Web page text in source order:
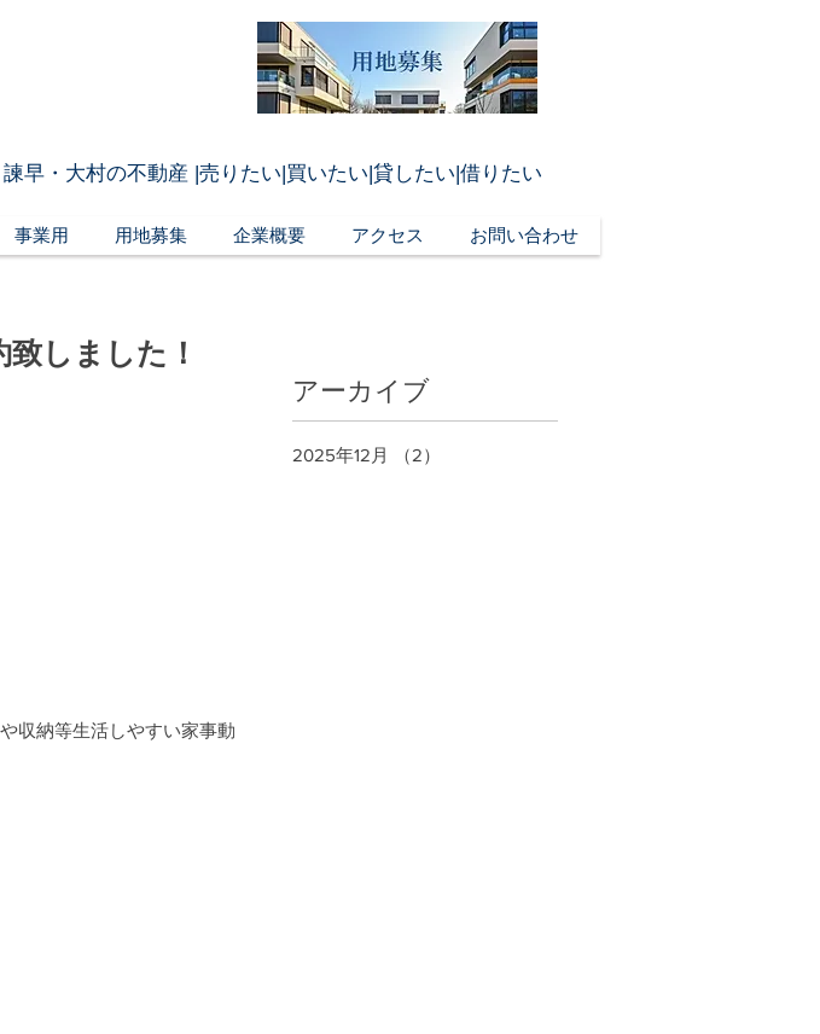
早・大村の不動産 |売りたい|買いたい|貸したい|借りたい
事業用 用地募集 企業概要 アクセス お問い合わせ
しました！
収納等生活しやすい家事動
アーカイブ
2025年12月 （2）